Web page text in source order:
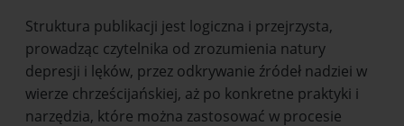
Struktura publikacji jest logiczna i przejrzysta,
prowadząc czytelnika od zrozumienia natury
depresji i lęków, przez odkrywanie źródeł nadziei w
wierze chrześcijańskiej, aż po konkretne praktyki i
narzędzia, które można zastosować w procesie